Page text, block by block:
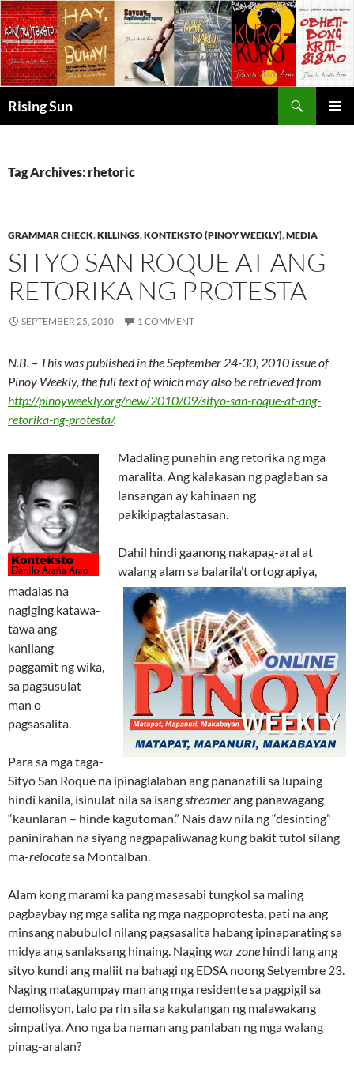
Skip
to
content
Rising Sun
Tag Archives: rhetoric
GRAMMAR CHECK,KILLINGS,KONTEKSTO (PINOY WEEKLY),MEDIA
SITYO SAN ROQUE AT ANG
RETORIKA NG PROTESTA
SEPTEMBER 25, 2010 1 COMMENT
N.B. – This was published in the September 24-30, 2010 issue of
Pinoy Weekly, the full text of which may also be retrieved from
http://pinoyweekly.org/new/2010/09/sityo-san-roque-at-ang-
retorika-ng-protesta/.
Madaling punahin ang retorika ng mga
maralita. Ang kalakasan ng paglaban sa
lansangan ay kahinaan ng
pakikipagtalastasan.
Dahil hindi gaanong nakapag-aral at
walang alam sa balarila’t ortograpiya,
madalas na
nagiging katawa-
tawa ang
kanilang
paggamit ng wika,
sa pagsusulat
man o
pagsasalita.
Para sa mga taga-
Sityo San Roque na ipinaglalaban ang pananatili sa lupaing
hindi kanila, isinulat nila sa isangstreamerang panawagang
“kaunlaran – hinde kagutoman.” Nais daw nila ng “desinting”
paninirahan na siyang nagpapaliwanag kung bakit tutol silang
ma-relocatesa Montalban.
Alam kong marami ka pang masasabi tungkol sa maling
pagbaybay ng mga salita ng mga nagpoprotesta, pati na ang
minsang nabubulol nilang pagsasalita habang ipinaparating sa
midya ang sanlaksang hinaing. Nagingwar zone hindi lang ang
sityo kundi ang maliit na bahagi ng EDSA noong Setyembre 23.
Naging matagumpay man ang mga residente sa pagpigil sa
demolisyon, talo pa rin sila sa kakulangan ng malawakang
simpatiya. Ano nga ba naman ang panlaban ng mga walang
pinag-aralan?